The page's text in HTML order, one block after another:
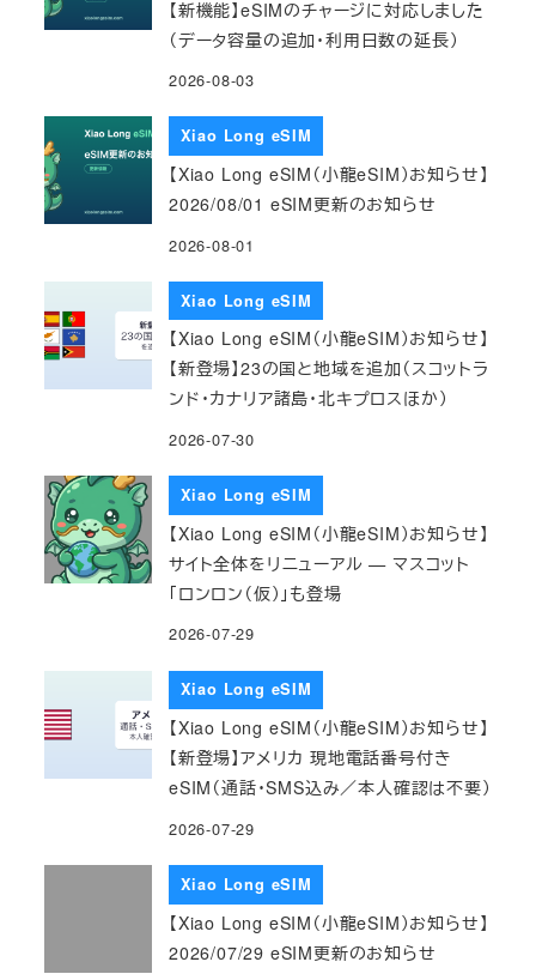
【新機能】eSIMのチャージに対応しました
（データ容量の追加・利用日数の延長）
2026-08-03
Xiao Long eSIM
【Xiao Long eSIM（小龍eSIM）お知らせ】
2026/08/01 eSIM更新のお知らせ
2026-08-01
Xiao Long eSIM
【Xiao Long eSIM（小龍eSIM）お知らせ】
【新登場】23の国と地域を追加（スコットラ
ンド・カナリア諸島・北キプロスほか）
2026-07-30
Xiao Long eSIM
【Xiao Long eSIM（小龍eSIM）お知らせ】
サイト全体をリニューアル — マスコット
「ロンロン（仮）」も登場
2026-07-29
Xiao Long eSIM
【Xiao Long eSIM（小龍eSIM）お知らせ】
【新登場】アメリカ 現地電話番号付き
eSIM（通話・SMS込み／本人確認は不要）
2026-07-29
Xiao Long eSIM
【Xiao Long eSIM（小龍eSIM）お知らせ】
2026/07/29 eSIM更新のお知らせ